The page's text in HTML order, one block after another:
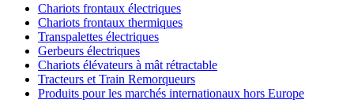
Chariots frontaux électriques
Chariots frontaux thermiques
Transpalettes électriques
Gerbeurs électriques
Chariots élévateurs à mât rétractable
Tracteurs et Train Remorqueurs
Produits pour les marchés internationaux hors Europe